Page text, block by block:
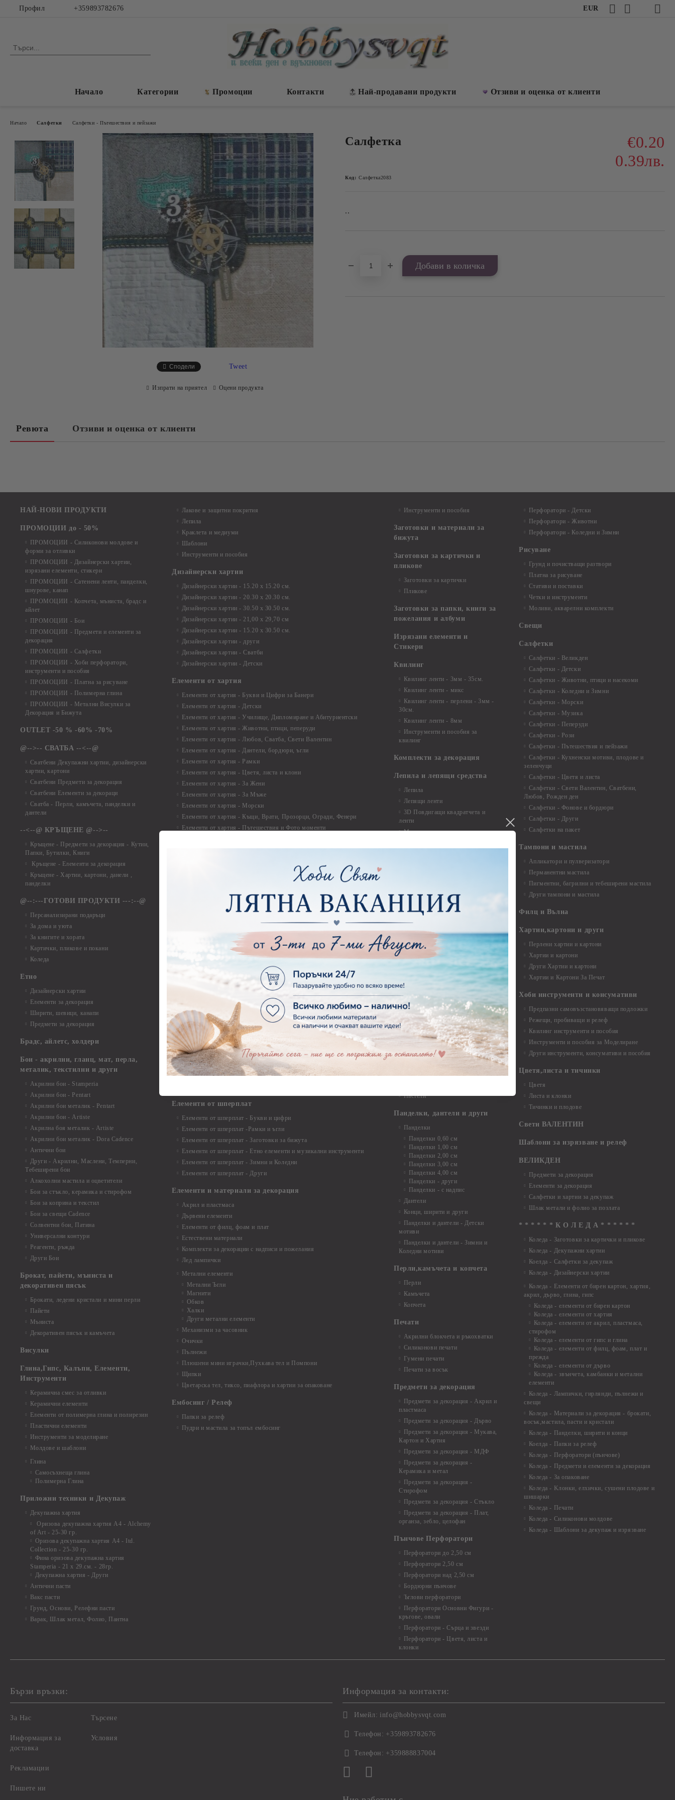
Профил +359893782676 EUR
Начало Категории Промоции Контакти Най-продавани продукти Отзиви и оценка от клиенти
Начало Салфетки Салфетки - Пътешествия и пейзажи
Салфетка
€0.20
0.39лв.
Код: Салфетка2083
..
Сподели Tweet
Изпрати на приятел Оцени продукта
Ревюта Отзиви и оценка от клиенти
НАЙ-НОВИ ПРОДУКТИ
ПРОМОЦИИ до - 50%
ПРОМОЦИИ - Силиконови молдове и
форми за отливки
ПРОМОЦИИ - Дизайнерски хартии,
изрязани елементи, стикери
ПРОМОЦИИ - Сатенени ленти, панделки,
шнурове, канап
ПРОМОЦИИ - Копчета, мъниста, брадс и
айлет
ПРОМОЦИИ - Бои
ПРОМОЦИИ - Предмети и елементи за
декорация
ПРОМОЦИИ - Салфетки
ПРОМОЦИИ - Хоби перфоратори,
инструменти и пособия
ПРОМОЦИИ - Платна за рисуване
ПРОМОЦИИ - Полимерна глина
ПРОМОЦИИ - Метални Висулки за
Декорация и Бижута
OUTLET -50 % -60% -70%
@-->-- СВАТБА --<--@
Сватбени Декупажни хартии, дизайнерски
хартии, картони
Сватбени Предмети за декорация
Сватбени Елементи за декораци
Сватба - Перли, камъчета, панделки и
дантели
--<--@ КРЪЩЕНЕ @-->--
Кръщене - Предмети за декорация - Кутии,
Папки, Бутилки, Книги
Кръщене - Елементи за декорация
Кръщене - Хартии, картони, данели ,
панделки
@--:---ГОТОВИ ПРОДУКТИ ---:--@
Персанализирани подаръци
За дома и уюта
За книгите и хората
Картички, пликове и покани
Коледа
Етно
Дизайнерски хартии
Елементи за декорация
Ширити, шевици, канапи
Предмети за декорация
Брадс, айлетс, холдери
Бои - акрилни, гланц, мат, перла,
металик, текстилни и други
Акрилни бои - Stamperia
Акрилни бои - Pentart
Акрилни бои металик - Pentart
Акрилни бои - Artiste
Акрилна боя металик - Artiste
Акрилни бои металик - Dora Cadence
Антични бои
Други - Акрилни, Маслени, Темперни,
Тебеширени бои
Алкохолни мастила и оцветители
Бои за стъкло, керамика и стирофом
Бои за коприна и текстил
Бои за свещи Cadence
Солвентни бои, Патина
Универсални контури
Реагенти, ръжда
Други Бои
Брокат, пайети, мъниста и
декоративен пясък
Брокати, ледени кристали и мини перли
Пайети
Мъниста
Декоративен пясък и камъчета
Висулки
Глина,Гипс, Калъпи, Елементи,
Инструменти
Керамична смес за отливки
Керамични елементи
Елементи от полимерна глина и полирезин
Пластични елементи
Инструменти за моделиране
Молдове и шаблони
Глина
Самосъхнеща глина
Полимерна Глина
Приложни техники и Декупаж
Декупажна хартия
Оризова декупажна хартия А4 - Alchemy
of Art - 25-30 гр.
Оризова декупажна хартия А4 - Itd.
Collection - 25-30 гр.
Фина оризова декупажна хартия
Stamperia - 21 х 29.см. - 28гр.
Декупажна хартия - Други
Антични пасти
Вакс пасти
Грунд, Основи, Релефни пасти
Варак, Шлак метал, Фолио, Пантна
Лакове и защитни покрития
Лепила
Краклета и медиуми
Шаблони
Инструменти и пособия
Дизайнерски хартии
Дизайнерски хартии - 15.20 х 15.20 см.
Дизайнерски хартии - 20.30 х 20.30 см.
Дизайнерски хартии - 30.50 х 30.50 см.
Дизайнерски хартии - 21,00 х 29,70 см
Дизайнерски хартии - 15.20 x 30.50 см.
Дизайнерски хартии - други
Дизайнерски хартии - Сватби
Дизайнерски хартии - Детски
Елементи от хартия
Елементи от хартия - Букви и Цифри за Банери
Елементи от хартия - Детски
Елементи от хартия - Училище, Дипломиране и Абитуриентски
Елементи от хартия - Животни, птици, пеперуди
Елементи от хартия - Любов, Сватба, Свети Валентин
Елементи от хартия - Дантели, бордюри, ъгли
Елементи от хартия - Рамки
Елементи от хартия - Цветя, листа и клони
Елементи от хартия - За Жени
Елементи от хартия - За Мъже
Елементи от хартия - Морски
Елементи от хартия - Къщи, Врати, Прозорци, Огради, Фенери
Елементи от хартия - Пътешествия и Фото моменти
Елементи от хартия - Многопластови елементи
Елементи от хартия - Готови композиции
Елементи от хартия - Коледа и Зима
Елементи от бирен картон
Елементи от бирен картон - Надписи на български
Елементи от бирен картон - Ъгли и орнаменти
Елементи от бирен картон - Сватба
Елементи от бирен картон - Училище, Дипломиране и Завършване
Елементи от бирен картон - Бебшки и Детски елементи
Елементи от бирен картон - Цветя и Животни
Елементи от бирен картон - Стиймпънк и Мъжки елементи
Елементи от бирен картон - Пътешестия - море, планина ,транспорт
Елементи от бирен картон - Други
Елементи от бирен картон - За миниатюри, дълбоки рамки, бебешки
съкровища и екслоадиращи кутии
Елементи от бирен картон - Коледа и Зима
Елементи от бирен картон - Тематични комплекти
Елементи от бирен картон - Шейкър заготовки от бирен картон за
Елементи от шперплат
Елементи от шперплат - Букви и цифри
Елементи от шперплат -Рамки и ъгли
Елементи от шперплат - Заготовки за бижута
Елементи от шперплат - Етно елементи и музикални инструменти
Елементи от шперплат - Зимни и Коледни
Елементи от шперплат - Други
Елементи и материали за декорация
Акрил и пластмаса
Дървени елементи
Елементи от филц, фоам и плат
Естествени материали
Комплекти за декорации с надписи и пожелания
Лед лампички
Метални елементи
Метални Ъгли
Магнити
Обков
Халки
Други метални елементи
Механизми за часовник
Очички
Пълнежи
Плюшени мини играчки,Пухкава тел и Помпони
Щипки
Цветарска тел, тиксо, пиафлора и хартии за опаковане
Ембосинг / Релеф
Папки за релеф
Пудри и мастила за топъл ембосинг
Инструменти и пособия
Заготовки и материали за
бижута
Заготовки за картички и
пликове
Заготовки за картички
Пликове
Заготовки за папки, книги за
пожелания и албуми
Изрязани елементи и
Стикери
Квилинг
Квилинг ленти - 3мм - 35см.
Квилинг ленти - микс
Квилинг ленти - перлени - 3мм -
30см.
Квилинг ленти - 8мм
Инструменти и пособия за
квилинг
Комплекти за декорация
Лепила и лепящи средства
Лепила
Лепящи ленти
3D Повдигащи квадратчета и
ленти
Магнити
Макраме Основи - до 6,00 см
Макраме Основи - 7,00 - 15,00 см
Макраме - Други материали
Опаковки
Мебелен обков и аксесоари
Крака за мебели
Други аксесоари, материали и
инструменти
Моливи, маркери, химикали,
пастели и восъци
Пастели
Панделки, дантели и други
Панделки
Панделки 0,60 см
Панделки 1,00 см
Панделки 2,00 см
Панделки 3,00 см
Панделки 4,00 см
Панделки - други
Панделки - с надпис
Дантели
Конци, ширити и други
Панделки и дантели - Детски
мотиви
Панделки и дантели - Зимни и
Коледни мотиви
Перли,камъчета и копчета
Перли
Камъчета
Копчета
Печати
Акрилни блокчета и ръкохватки
Силиконови печати
Гумени печати
Печати за восък
Предмети за декорация
Предмети за декорация - Акрил и
пластмаса
Предмети за декорация - Дърво
Предмети за декорация - Мукава,
Картон и Хартия
Предмети за декорация - МДФ
Предмети за декорация -
Керамика и метал
Предмети за декорация -
Стирофом
Предмети за декорация - Стъкло
Предмети за декорация - Плат,
органза, зебло, целофан
Пънчове Перфоратори
Перфоратори до 2,50 см
Перфоратори 2,50 см
Перфоратори над 2,50 см
Бордюрни пънчове
Ъглови перфоратори
Перфоратори Основни Фигури -
кръгове, овали
Перфоратори - Сърца и звезди
Перфоратори - Цветя, листа и
клонки
Перфоратори - Детски
Перфоратори - Животни
Перфоратори - Коледни и Зимни
Рисуване
Грунд и почистващи разтвори
Платна за рисуване
Стативи и поставки
Четки и инструменти
Моливи, акварелни комплекти
Свещи
Салфетки
Салфетки - Великден
Салфетки - Детски
Салфетки - Животни, птици и насекоми
Салфетки - Коледни и Зимни
Салфетки - Морски
Салфетки - Музика
Салфетки - Пеперуди
Салфетки - Рози
Салфетки - Пътешествия и пейзажи
Салфетки - Кухненски мотиви, плодове и
зеленчуци
Салфетки - Цветя и листа
Салфетки - Свети Валентин, Сватбени,
Любов, Рожден ден
Салфетки - Фонове и бордюри
Салфетки - Други
Салфетки на пакет
Тампони и мастила
Апликатори и пулверизатори
Перманентни мастила
Пигментни, багрилни и тебеширени мастила
Други тампони и мастила
Филц и Вълна
Хартии,картони и други
Перлени хартии и картони
Хартии и картони
Други Хартии и картони
Хартии и Картони За Печат
Хоби инструменти и консумативи
Предпазни самовъзстановяващи подложки
Режещи, пробиващи и релеф
Квилинг инструменти и пособия
Инструменти и пособия за Моделиране
Други инструменти, консумативи и пособия
Цветя,листа и тичинки
Цветя
Листа и клонки
Тичинки и плодове
Свети ВАЛЕНТИН
Шаблони за изрязване и релеф
ВЕЛИКДЕН
Предмети за декорация
Елементи за декорация
Салфетки и хартии за декупаж
Шлак метали и фолио за позлата
* * * * * * К О Л Е Д А * * * * * *
Коледа - Заготовки за картички и пликове
Коледа - Декупажни хартии
Коелда - Салфетки за декупаж
Коледа - Дизайнерски хартии
Коледа - Eлементи от бирен картон, хартия,
акрил, дърво, глина, гипс
Коледа - елементи от бирен картон
Коледа - елементи от хартия
Коледа - елементи от акрил, пластмаса,
стирофом
Коледа - елементи от гипс и глина
Коледа - елементи от филц, фоам, плат и
прежда
Коледа - елементи от дърво
Коледа - звънчета, камбанки и метални
елементи
Коледа - Лампички, гирлянди, пълнежи и
свещи
Коледа - Материали за декорация - брокати,
восък,мастила, пасти и кристали
Коледа - Панделки, ширити и конци
Коелда - Папки за релеф
Коледа - Перфоратори (пънчове)
Коледа - Предмети и елементи за декорация
Коледа - За опаковане
Коледа - Kлонки, елхички, сушени плодове и
шишарки
Коледа - Печати
Коледа - Силиконови молдове
Коледа - Шаблони за декупаж и изрязване
Бързи връзки:
За Нас
Информация за
доставка
Рекламации
Пишете ни
Търсене
Условия
Информация за контакти:
Имейл: info@hobbysvqt.com
Телефон: +359893782676
Телефон: +359888837004